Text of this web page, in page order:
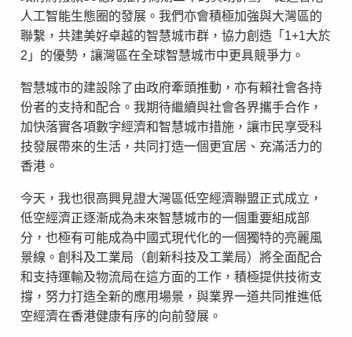
人工智能生態圈的發展。我們亦會積極加強與大灣區的
聯繫，共建美好卓越的智慧城市群，協力創造「1+1大於
2」的優勢，讓灣區在全球智慧城市中更具競爭力。
智慧城市的建設除了由政府牽頭推動，亦有賴社會各持
份者的支持和配合。我期待繼續與社會各界攜手合作，
加快落實各項數字經濟和智慧城市措施，讓市民享受科
技發展帶來的生活，共同打造一個更宜居、充滿活力的
香港。
今天，我也很高興見證大灣區低空經濟聯盟正式成立，
低空經濟正逐漸成為未來智慧城市的一個重要組成部
分，也極有可能成為中國式現代化的一個獨特的亮麗風
景線。創科及工業局（創新科技及工業局）將全面配合
和支持運輸及物流局在這方面的工作，積極提供技術支
撐，努力打造全新的應用場景，與業界一道共同推進低
空經濟在香港健康有序的向前發展。